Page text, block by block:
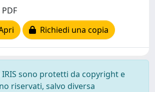
Richiedi una copia
sono protetti da copyright e
riservati, salvo diversa